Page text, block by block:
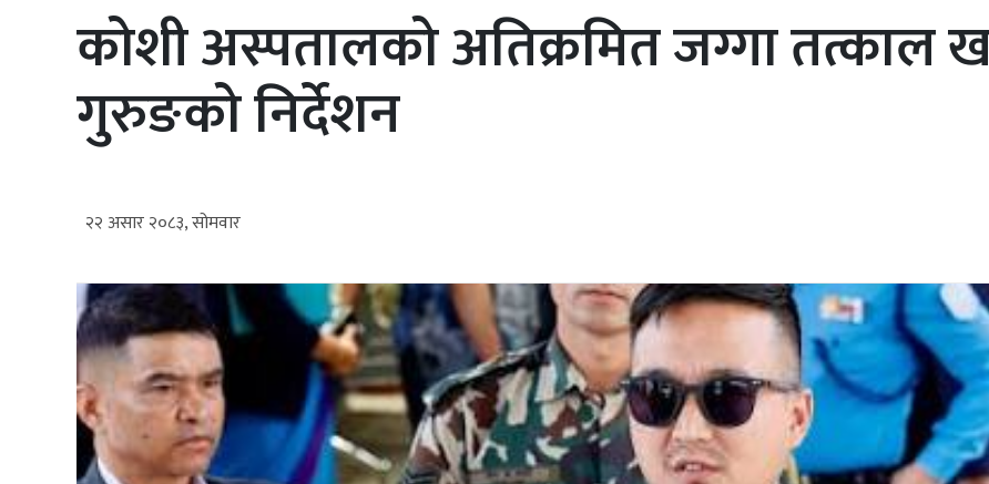
कोशी अस्पतालको अतिक्रमित जग्गा तत्काल
गुरुङको निर्देशन
२२ असार २०८३, सोमवार